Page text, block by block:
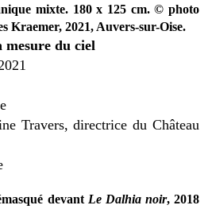
mixte. 180 x 125 cm. © photo
Kraemer, 2021, Auvers-sur-Oise.
mesure du ciel
Travers, directrice du Château
devant Le Dalhia noir, 2018